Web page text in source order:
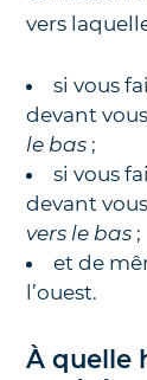
vers
si vous
devant
le bas ;
si vous
devant
vers le bas ;
et de
l’ouest.
À quelle